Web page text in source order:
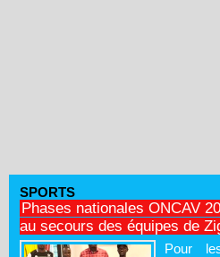
SPORTS
Phases nationales ONCAV
au secours des équipes de
Pour